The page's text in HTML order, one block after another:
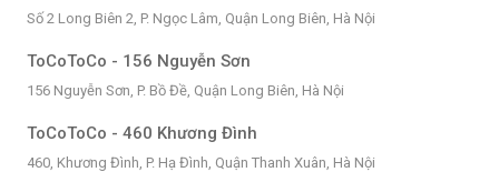
Số 2 Long Biên 2, P. Ngọc Lâm, Quận Long Biên, Hà Nội
ToCoToCo - 156 Nguyễn Sơn
156 Nguyễn Sơn, P. Bồ Đề, Quận Long Biên, Hà Nội
ToCoToCo - 460 Khương Đình
460, Khương Đình, P. Hạ Đình, Quận Thanh Xuân, Hà Nội